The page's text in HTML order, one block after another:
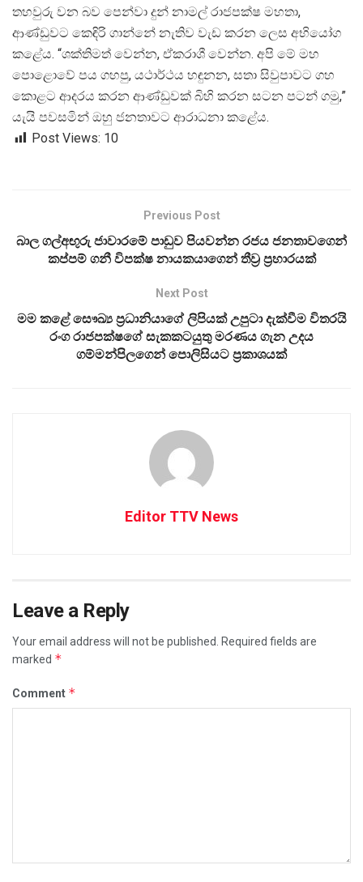
තහවුරු වන බව පෙන්වා දුන් නාමල් රාජපක්ෂ මහතා,
ආණ්ඩුවට කෙඳිරි ගාන්නේ නැතිව වැඩ කරන ලෙස අභියෝග
කළේය. “ශක්තිමත් වෙන්න, ඒකරාශී වෙන්න. අපි මේ මහ
පොළොවේ පය ගහපු, යථාර්ථය හඳුනන, සතා සිවුපාවට ගහ
කොළට ආදරය කරන ආණ්ඩුවක් බිහි කරන සටන පටන් ගමු,”
යැයි පවසමින් ඔහු ජනතාවට ආරාධනා කළේය.
Post Views: 10
Previous Post
බාල ගල්අඟුරු ජාවාරමේ පාඩුව පියවන්න රජය ජනතාවගෙන්
කප්පම් ගනී විපක්ෂ නායකයාගෙන් තීව්‍ර ප්‍රහාරයක්
Next Post
මම කළේ සෞඛ්‍ය ප්‍රධානියාගේ ලිපියක් උපුටා දැක්වීම විතරයි
රංග රාජපක්ෂගේ සැකකටයුතු මරණය ගැන උදය
ගම්මන්පිලගෙන් පොලිසියට ප්‍රකාශයක්
Editor TTV News
Leave a Reply
Your email address will not be published. Required fields are
marked *
Comment *